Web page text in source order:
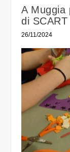
A Muggia
di SCART
26/11/2024